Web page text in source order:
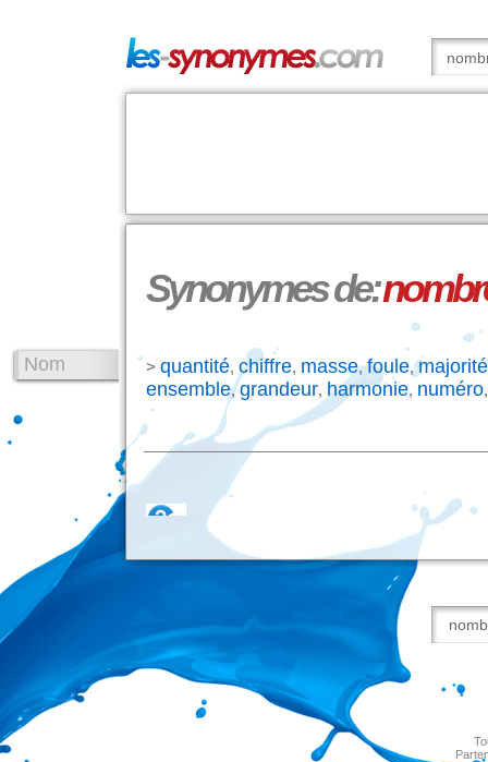
Synonymes de:
Nom > quantité, chiffre, masse,foule,majorité
ensemble,grandeur, harmonie, numéro